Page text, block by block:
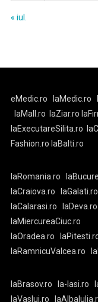
« iul.
eMedic.ro laMedic.ro
laMall.ro laZiar.ro
laExecutareSilita.ro
Fashion.ro laBalti.ro
laRomania.ro
laCraiova.ro
laGalati.ro
laCalarasi.ro
laDeva.ro
laMiercureaCiuc.ro
laOradea.ro
laRamnicuValcea.ro
laBrasov.ro la-Iasi.ro
laVaslui.ro